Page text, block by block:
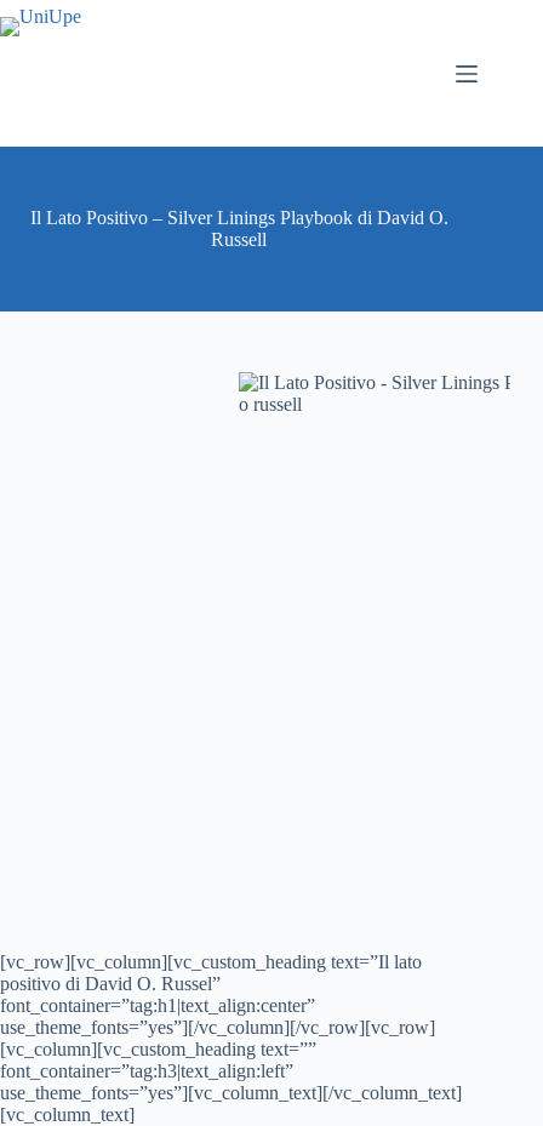
Salta
al
Il Lato Positivo – Silver Linings Playbook di David O.
Russell
[vc_row][vc_column][vc_custom_heading text=”Il lato
positivo di David O. Russel”
font_container=”tag:h1|text_align:center”
use_theme_fonts=”yes”][/vc_column][/vc_row][vc_row]
[vc_column][vc_custom_heading text=””
font_container=”tag:h3|text_align:left”
use_theme_fonts=”yes”][vc_column_text][/vc_column_text]
[vc_column_text]